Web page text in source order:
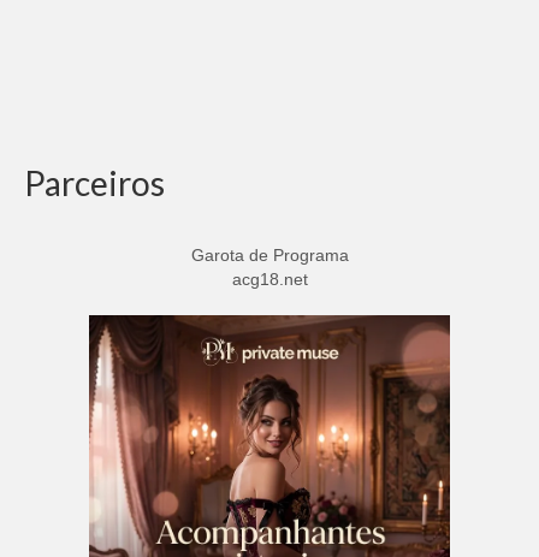
Parceiros
Garota de Programa
acg18.net